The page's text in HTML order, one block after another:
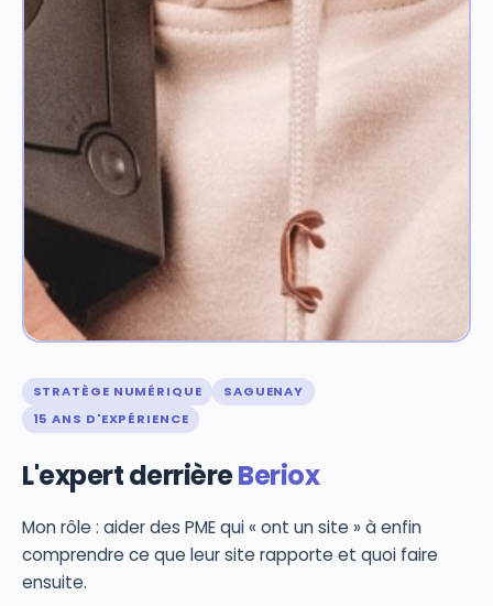
STRATÈGE NUMÉRIQUE
SAGUENAY
15 ANS D'EXPÉRIENCE
L'expert derrièreBeriox
Mon rôle : aider des PME qui « ont un site » à enfin
comprendre ce que leur site rapporte et quoi faire
ensuite.